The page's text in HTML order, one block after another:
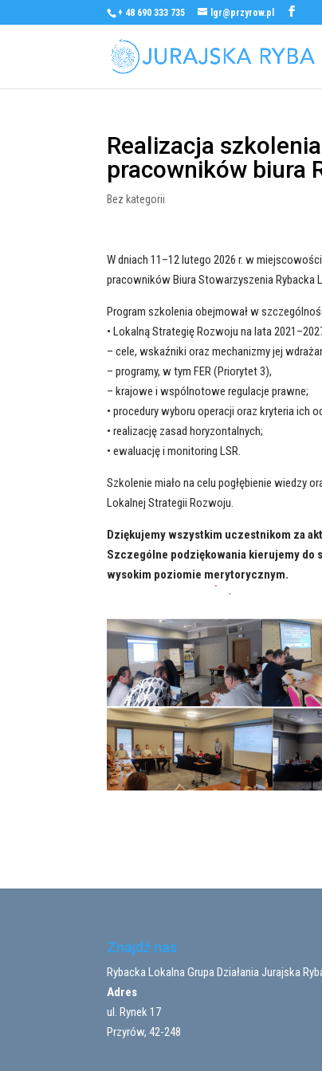
+ 48 690 333 735 lgr@przyrow.pl
Realizacja
pracowników biura
Bez kategorii
W dniach 11–12 lutego 2026 r. w
pracowników Biura Stowarzyszenia Rybacka
Program szkolenia obejmował w
• Lokalną Strategię Rozwoju na lata
– cele, wskaźniki oraz mechanizmy jej
– programy, w tym FER (Priorytet 3),
– krajowe i wspólnotowe regulacje prawne;
• procedury wyboru operacji oraz kryteria ich
• realizację zasad horyzontalnych;
• ewaluację i monitoring LSR.
Szkolenie miało na celu pogłębienie wiedzy
Lokalnej Strategii Rozwoju.
Dziękujemy wszystkim uczestnikom za
Szczególne podziękowania kierujemy
wysokim poziomie merytorycznym.
Znajdź nas
Rybacka Lokalna Grupa Działania Jurajska
Adres
ul. Rynek 17
Przyrów, 42-248